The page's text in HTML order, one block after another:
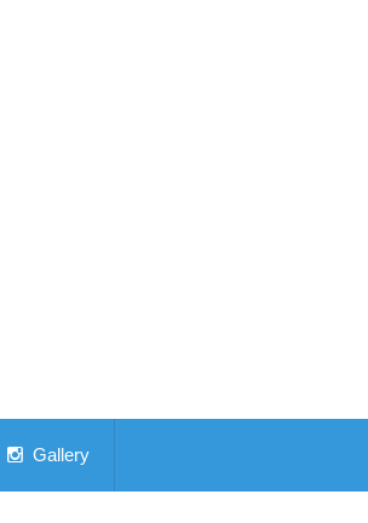
Gallery